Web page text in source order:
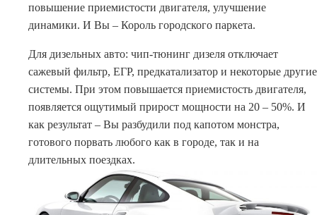
повышение приемистости двигателя, улучшение
динамики. И Вы – Король городского паркета.
Для дизельных авто: чип-тюнинг дизеля отключает
сажевый фильтр, ЕГР, предкатализатор и некоторые другие
системы. При этом повышается приемистость двигателя,
появляется ощутимый прирост мощности на 20 – 50%. И
как результат – Вы разбудили под капотом монстра,
готового порвать любого как в городе, так и на
длительных поездках.